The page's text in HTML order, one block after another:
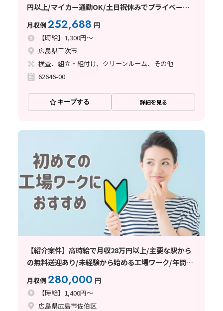
円以上/マイカー通勤OK/土日祝休みでプライベート
との両立◎
月収例252,688 円
【時給】1,300円～
広島県三次市
検査、組立・組付け、クリーンルーム、その他
62646-00
キープする 詳細を見る
【紹介案件】高時給で月収28万円以上/主要な駅から
の無料送迎あり/未経験から始める工場ワーク/年間休
日120日以上
月収例280,000 円
【時給】1,400円～
広島県広島市佐伯区